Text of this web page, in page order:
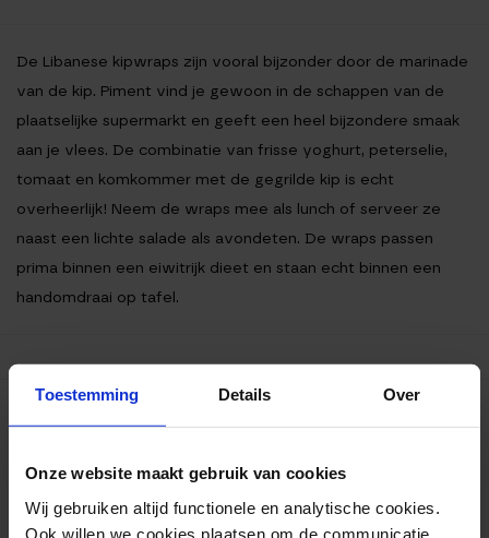
Toestemming Details Over
Onze website maakt gebruik van cookies
Wij gebruiken altijd functionele en analytische cookies.
Ook willen we cookies plaatsen om de communicatie
De Libanese kipwraps zijn vooral bijzonder door de marinade
van de kip. Piment vind je gewoon in de schappen van de
plaatselijke supermarkt en geeft een heel bijzondere smaak
aan je vlees. De combinatie van frisse yoghurt, peterselie,
tomaat en komkommer met de gegrilde kip is echt
overheerlijk! Neem de wraps mee als lunch of serveer ze
naast een lichte salade als avondeten. De wraps passen
prima binnen een eiwitrijk dieet en staan echt binnen een
handomdraai op tafel.
Voedingswaarden